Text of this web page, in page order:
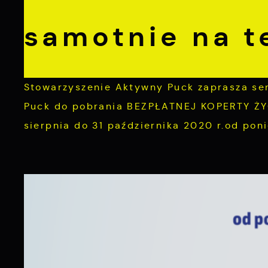
samotnie na
Stowarzyszenie Aktywny Puck zaprasza
Puck do pobrania BEZPŁATNEJ KOPERTY
sierpnia do 31 października 2020 r.od